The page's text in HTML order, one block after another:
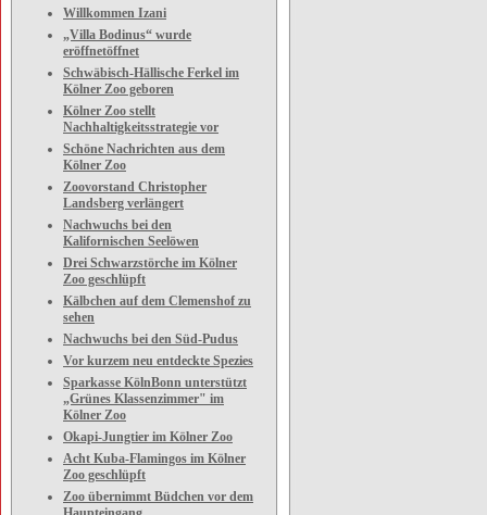
Willkommen Izani
„Villa Bodinus“ wurde
eröffnetöffnet
Schwäbisch-Hällische Ferkel im
Kölner Zoo geboren
Kölner Zoo stellt
Nachhaltigkeitsstrategie vor
Schöne Nachrichten aus dem
Kölner Zoo
Zoovorstand Christopher
Landsberg verlängert
Nachwuchs bei den
Kalifornischen Seelöwen
Drei Schwarzstörche im Kölner
Zoo geschlüpft
Kälbchen auf dem Clemenshof zu
sehen
Nachwuchs bei den Süd-Pudus
Vor kurzem neu entdeckte Spezies
Sparkasse KölnBonn unterstützt
„Grünes Klassenzimmer" im
Kölner Zoo
Okapi-Jungtier im Kölner Zoo
Acht Kuba-Flamingos im Kölner
Zoo geschlüpft
Zoo übernimmt Büdchen vor dem